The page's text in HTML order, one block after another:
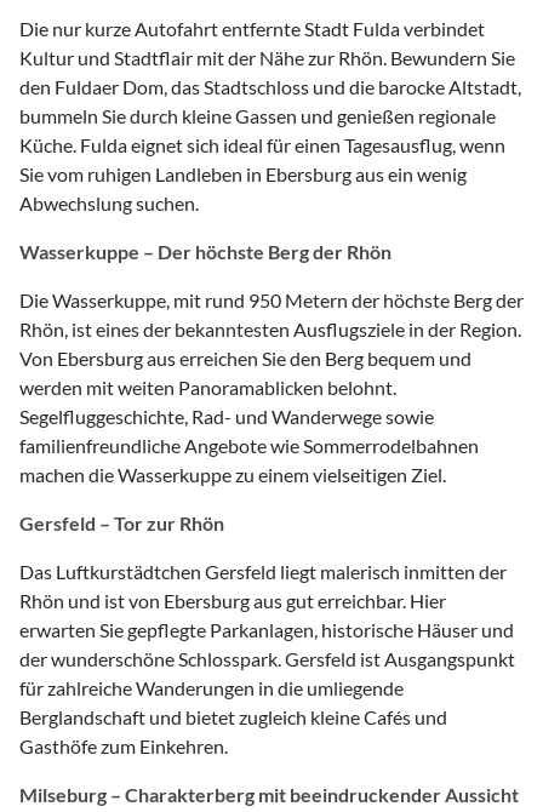
Die nur kurze Autofahrt entfernte Stadt Fulda verbindet
Kultur und Stadtflair mit der Nähe zur Rhön. Bewundern Sie
den Fuldaer Dom, das Stadtschloss und die barocke Altstadt,
bummeln Sie durch kleine Gassen und genießen regionale
Küche. Fulda eignet sich ideal für einen Tagesausflug, wenn
Sie vom ruhigen Landleben in Ebersburg aus ein wenig
Abwechslung suchen.
Wasserkuppe – Der höchste Berg der Rhön
Die Wasserkuppe, mit rund 950 Metern der höchste Berg der
Rhön, ist eines der bekanntesten Ausflugsziele in der Region.
Von Ebersburg aus erreichen Sie den Berg bequem und
werden mit weiten Panoramablicken belohnt.
Segelfluggeschichte, Rad- und Wanderwege sowie
familienfreundliche Angebote wie Sommerrodelbahnen
machen die Wasserkuppe zu einem vielseitigen Ziel.
Gersfeld – Tor zur Rhön
Das Luftkurstädtchen Gersfeld liegt malerisch inmitten der
Rhön und ist von Ebersburg aus gut erreichbar. Hier
erwarten Sie gepflegte Parkanlagen, historische Häuser und
der wunderschöne Schlosspark. Gersfeld ist Ausgangspunkt
für zahlreiche Wanderungen in die umliegende
Berglandschaft und bietet zugleich kleine Cafés und
Gasthöfe zum Einkehren.
Milseburg – Charakterberg mit beeindruckender Aussicht